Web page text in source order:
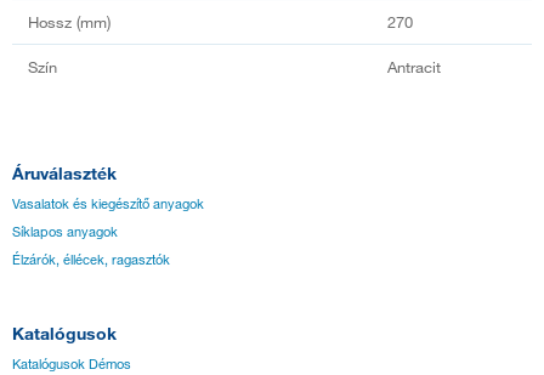
Hossz (mm) 270
Szín Antracit
Áruválaszték
Vasalatok és kiegészítő anyagok
Síklapos anyagok
Élzárók, éllécek, ragasztók
Katalógusok
Katalógusok Démos